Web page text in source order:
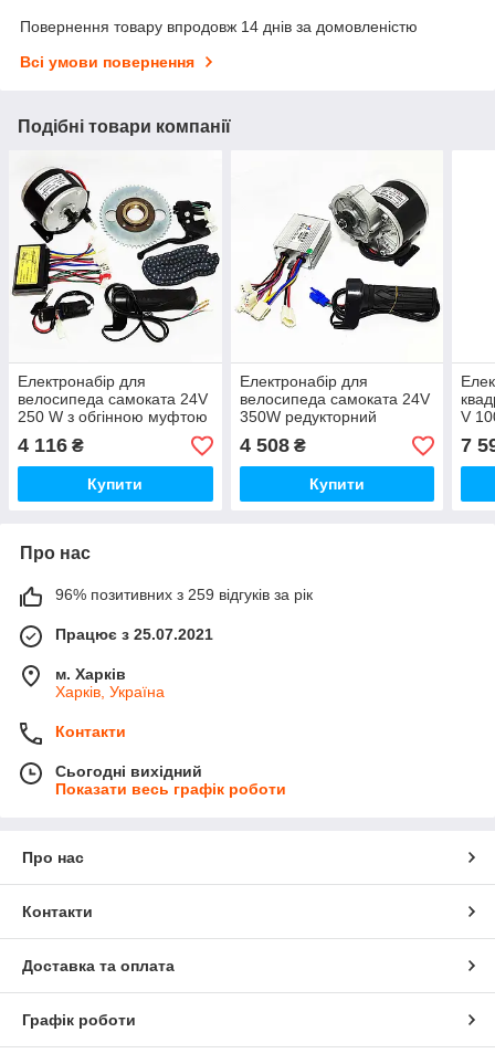
Повернення товару впродовж 14 днів за домовленістю
Всі умови повернення
Подібні товари компанії
Електронабір для
велосипеда самоката 24V
250 W з обгінною муфтою
4 116 ₴
Купити
Електронабір для
велосипеда самоката 24V
350W редукторний
4 508₴
Купити
V
7
Про нас
96% позитивних з 259 відгуків за рік
Працює з 25.07.2021
м. Харків
Харків, Україна
Контакти
Сьогодні вихідний
Показати весь графік роботи
Про нас
Контакти
Доставка та оплата
Графік роботи